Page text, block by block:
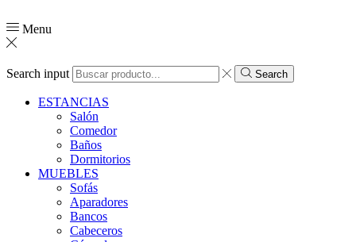
Menu
Search input Search
ESTANCIAS
Salón
Comedor
Baños
Dormitorios
MUEBLES
Sofás
Aparadores
Bancos
Cabeceros